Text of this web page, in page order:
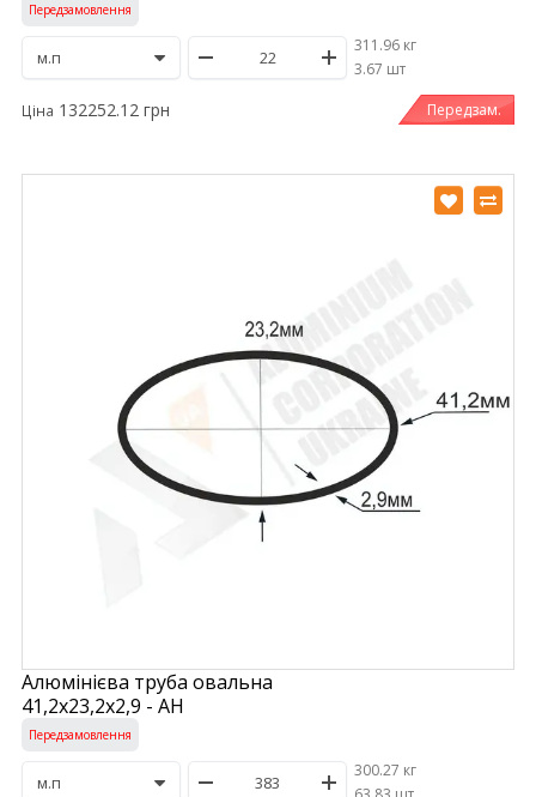
Передзамовлення
311.96 кг
/3.67 шт
Ціна 132252.12 грн Передзам.
Алюмінієва труба овальна
41,2х23,2х2,9 - АН
Передзамовлення
300.27 кг